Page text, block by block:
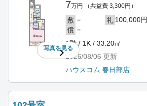
写真を見る
7万円 （共益費 3,300円）
敷 － 礼 100,000円
償 －
1階 / 1K / 33.20㎡
2026/08/06 更新
ハウスコム 春日部店